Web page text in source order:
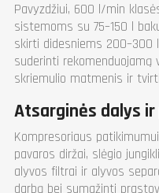
Pavyzdžiui, 600 l/min
sistemoms su 75–150 l
skirti didesniems 200–300
suderinti rekomenduojamą
skriemulio matmenis ir
Atsarginės dalys
Kompresoriaus
pavaros diržai, slėgio
alyvos filtrai ir alyvos
darbą bei sumažinti